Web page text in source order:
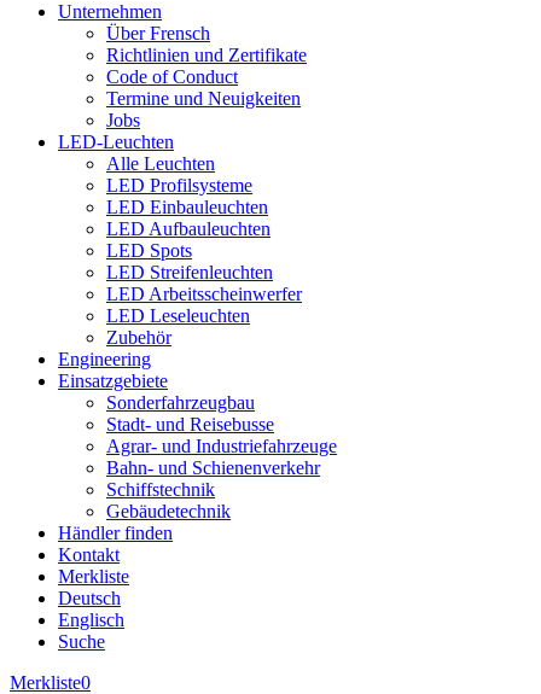
Unternehmen
Über Frensch
Richtlinien und Zertifikate
Code of Conduct
Termine und Neuigkeiten
Jobs
LED-Leuchten
Alle Leuchten
LED Profilsysteme
LED Einbauleuchten
LED Aufbauleuchten
LED Spots
LED Streifenleuchten
LED Arbeitsscheinwerfer
LED Leseleuchten
Zubehör
Engineering
Einsatzgebiete
Sonderfahrzeugbau
Stadt- und Reisebusse
Agrar- und Industriefahrzeuge
Bahn- und Schienenverkehr
Schiffstechnik
Gebäudetechnik
Händler finden
Kontakt
Merkliste
Deutsch
Englisch
Suche
Merkliste0